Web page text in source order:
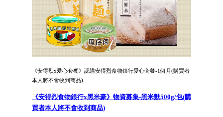
《安得烈x愛心套餐》認購安得烈食物銀行愛心套餐-1個月(購買者
本人將不會收到商品)
《安得烈食物銀行x黑米豪》物資募集-黑米麩500g/包(購
買者本人將不會收到商品)